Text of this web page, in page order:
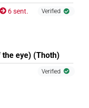
6 sent. Verified
eye) (Thoth)
Verified